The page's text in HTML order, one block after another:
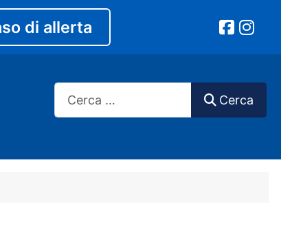
di allerta
Cerca
Cerca